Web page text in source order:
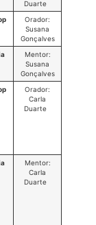
Duarte
Orador:
Susana
Gonçalves
Mentor:
Susana
Gonçalves
Orador:
Carla
Duarte
Mentor:
Carla
Duarte